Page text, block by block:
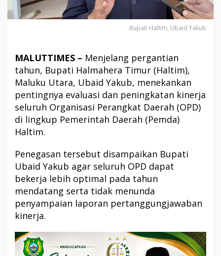
Bupati Haltim, Ubaid Yakub
MALUTTIMES – Menjelang pergantian
tahun, Bupati Halmahera Timur (Haltim),
Maluku Utara, Ubaid Yakub, menekankan
pentingnya evaluasi dan peningkatan kinerja
seluruh Organisasi Perangkat Daerah (OPD)
di lingkup Pemerintah Daerah (Pemda)
Haltim.
Penegasan tersebut disampaikan Bupati
Ubaid Yakub agar seluruh OPD dapat
bekerja lebih optimal pada tahun
mendatang serta tidak menunda
penyampaian laporan pertanggungjawaban
kinerja.